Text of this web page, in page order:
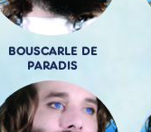
BOUSCARLE DE
PARADIS